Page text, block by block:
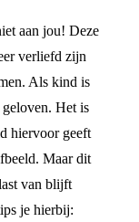
aan jou! Deze
verliefd zijn
Als kind is
Het is
hiervoor geeft
Maar dit
van blijft
je hierbij: